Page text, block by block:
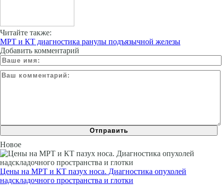
Читайте также:
МРТ и КТ диагностика ранулы подъязычной железы
Добавить комментарий
Новое
Цены на МРТ и КТ пазух носа. Диагностика опухолей
надскладочного пространства и глотки